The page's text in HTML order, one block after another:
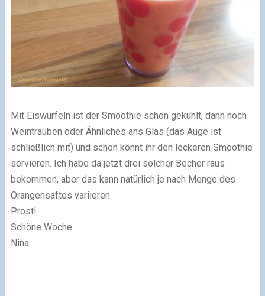
Mit Eiswürfeln ist der Smoothie schön gekühlt, dann noch
Weintrauben oder Ähnliches ans Glas (das Auge ist
schließlich mit) und schon könnt ihr den leckeren Smoothie
servieren. Ich habe da jetzt drei solcher Becher raus
bekommen, aber das kann natürlich je nach Menge des
Orangensaftes variieren.
Prost!
Schöne Woche
Nina